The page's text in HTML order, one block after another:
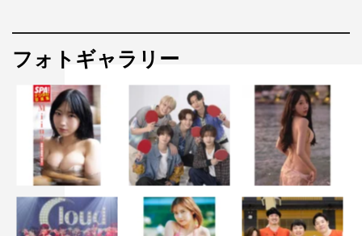
フォトギャラリー